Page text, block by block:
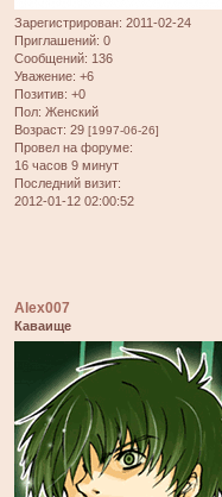
Зарегистрирован: 2011-02-24
Приглашений: 0
Сообщений: 136
Уважение: +6
Позитив: +0
Пол: Женский
Возраст: 29 [1997-06-26]
Провел на форуме:
16 часов 9 минут
Последний визит:
2012-01-12 02:00:52
Alex007
Каваище